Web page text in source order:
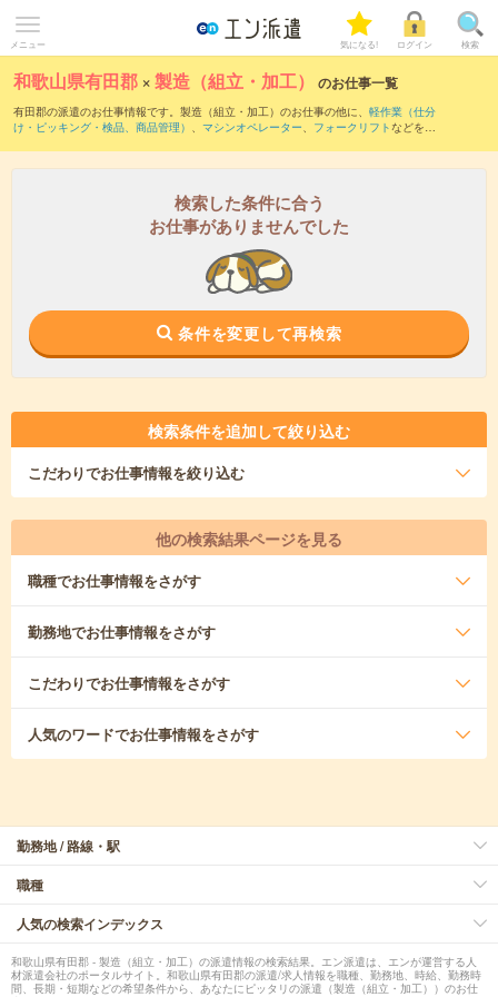
メニュー 気になる! ログイン 検索
和歌山県有田郡 ×製造（組立・加工） のお仕事一覧
有田郡の派遣のお仕事情報です。製造（組立・加工）のお仕事の他に、 軽作業（仕分
け・ピッキング・検品、商品管理） 、 マシンオペレーター、 フォークリフトなどを取
検索した条件に合う
お仕事がありませんでした
条件を変更して再検索
検索条件を追加して絞り込む
こだわりでお仕事情報を絞り込む
他の検索結果ページを見る
職種でお仕事情報をさがす
勤務地でお仕事情報をさがす
こだわりでお仕事情報をさがす
人気のワードでお仕事情報をさがす
勤務地 / 路線・駅
職種
人気の検索インデックス
和歌山県有田郡 - 製造（組立・加工）の派遣情報の検索結果。エン派遣は、エンが運営する人
材派遣会社のポータルサイト。和歌山県有田郡の派遣/求人情報を職種、勤務地、時給、勤務時
間、長期・短期などの希望条件から、あなたにピッタリの派遣（製造（組立・加工））のお仕